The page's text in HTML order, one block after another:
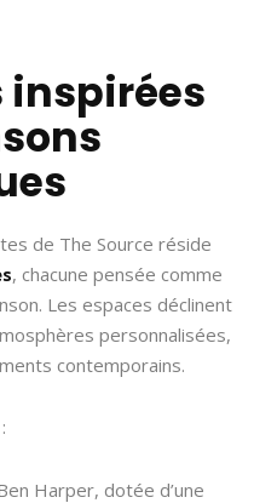
inspirées
de The Source réside
, chacune pensée comme
Les espaces déclinent
personnalisées,
contemporains.
Harper, dotée d’une